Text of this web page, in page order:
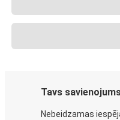
Tavs
Nebeidzamas